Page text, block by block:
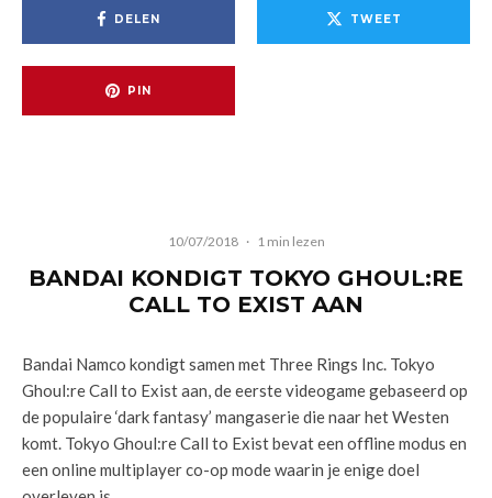
DELEN TWEET
PIN
10/07/2018 · 1 min lezen
BANDAI KONDIGT TOKYO GHOUL:RE
CALL TO EXIST AAN
Bandai Namco kondigt samen met Three Rings Inc. Tokyo
Ghoul:re Call to Exist aan, de eerste videogame gebaseerd op
de populaire ‘dark fantasy’ mangaserie die naar het Westen
komt. Tokyo Ghoul:re Call to Exist bevat een offline modus en
een online multiplayer co-op mode waarin je enige doel